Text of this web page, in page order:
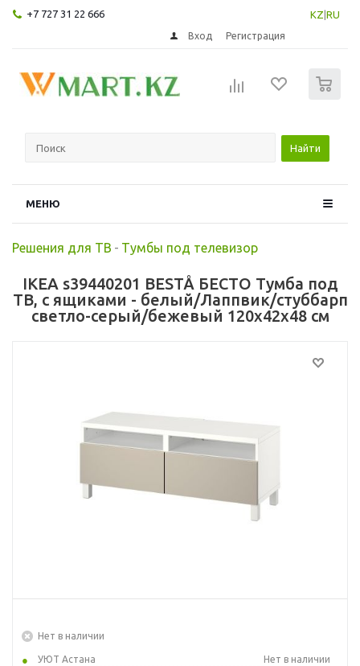
+7 727 31 22 666 KZ RU
Вход Регистрация
Найти
МЕНЮ
Решения для ТВ - Тумбы под телевизор
IKEA s39440201 BESTÅ БЕСТО Тумба под
ТВ, с ящиками - белый/Лаппвик/стуббарп
светло-серый/бежевый 120x42x48 см
Нет в наличии
УЮТ Астана
Нет в наличии